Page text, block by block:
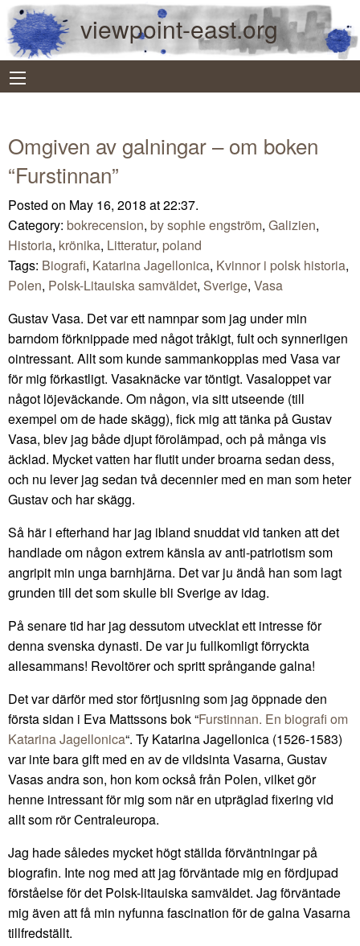
viewpoint-east.org
Omgiven av galningar – om boken
“Furstinnan”
Posted on May 16, 2018 at 22:37.
Category: bokrecension, by sophie engström, Galizien,
Historia, krönika, Litteratur, poland
Tags: Biografi, Katarina Jagellonica, Kvinnor i polsk historia,
Polen, Polsk-Litauiska samväldet, Sverige, Vasa
Gustav Vasa. Det var ett namnpar som jag under min
barndom förknippade med något tråkigt, fult och synnerligen
ointressant. Allt som kunde sammankopplas med Vasa var
för mig förkastligt. Vasaknäcke var töntigt. Vasaloppet var
något löjeväckande. Om någon, via sitt utseende (till
exempel om de hade skägg), fick mig att tänka på Gustav
Vasa, blev jag både djupt förolämpad, och på många vis
äcklad. Mycket vatten har flutit under broarna sedan dess,
och nu lever jag sedan två decennier med en man som heter
Gustav och har skägg.
Så här i efterhand har jag ibland snuddat vid tanken att det
handlade om någon extrem känsla av anti-patriotism som
angripit min unga barnhjärna. Det var ju ändå han som lagt
grunden till det som skulle bli Sverige av idag.
På senare tid har jag dessutom utvecklat ett intresse för
denna svenska dynasti. De var ju fullkomligt förryckta
allesammans! Revoltörer och spritt språngande galna!
Det var därför med stor förtjusning som jag öppnade den
första sidan i Eva Mattssons bok “Furstinnan. En biografi om
Katarina Jagellonica“. Ty Katarina Jagellonica (1526-1583)
var inte bara gift med en av de vildsinta Vasarna, Gustav
Vasas andra son, hon kom också från Polen, vilket gör
henne intressant för mig som när en utpräglad fixering vid
allt som rör Centraleuropa.
Jag hade således mycket högt ställda förväntningar på
biografin. Inte nog med att jag förväntade mig en fördjupad
förståelse för det Polsk-litauiska samväldet. Jag förväntade
mig även att få min nyfunna fascination för de galna Vasarna
tillfredställt.